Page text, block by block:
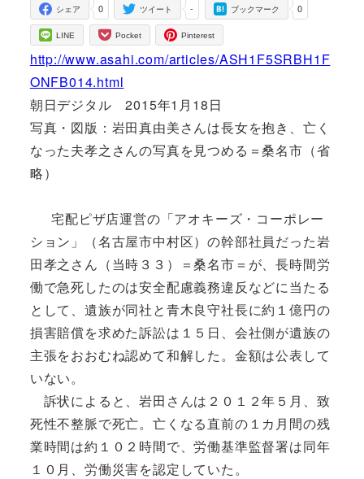
0
シェア -
ツイート 0
ブックマーク
LINE Pocket Pinterest
http://www.asahi.com/articles/ASH1F5SRBH1F
ONFB014.html
朝日デジタル 2015年1月18日
写真・図版：岩田真由美さんは長女を抱き、亡く
なった夫孝之さんの写真を見つめる＝桑名市（省
略）
宅配ピザ店運営の「アオキーズ・コーポレー
ション」（名古屋市中村区）の幹部社員だった岩
田孝之さん（当時３３）＝桑名市＝が、長時間労
働で急死したのは安全配慮義務違反などに当たる
として、遺族が同社と青木良守社長に約１億円の
損害賠償を求めた訴訟は１５日、会社側が遺族の
主張をおおむね認めて和解した。金額は公表して
いない。
訴状によると、岩田さんは２０１２年５月、致
死性不整脈で死亡。亡くなる直前の１カ月間の残
業時間は約１０２時間で、労働基準監督署は同年
１０月、労働災害を認定していた。